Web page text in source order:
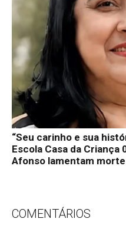
“Seu carinho e sua
Escola Casa da
Afonso lamentam
COMENTÁRIOS